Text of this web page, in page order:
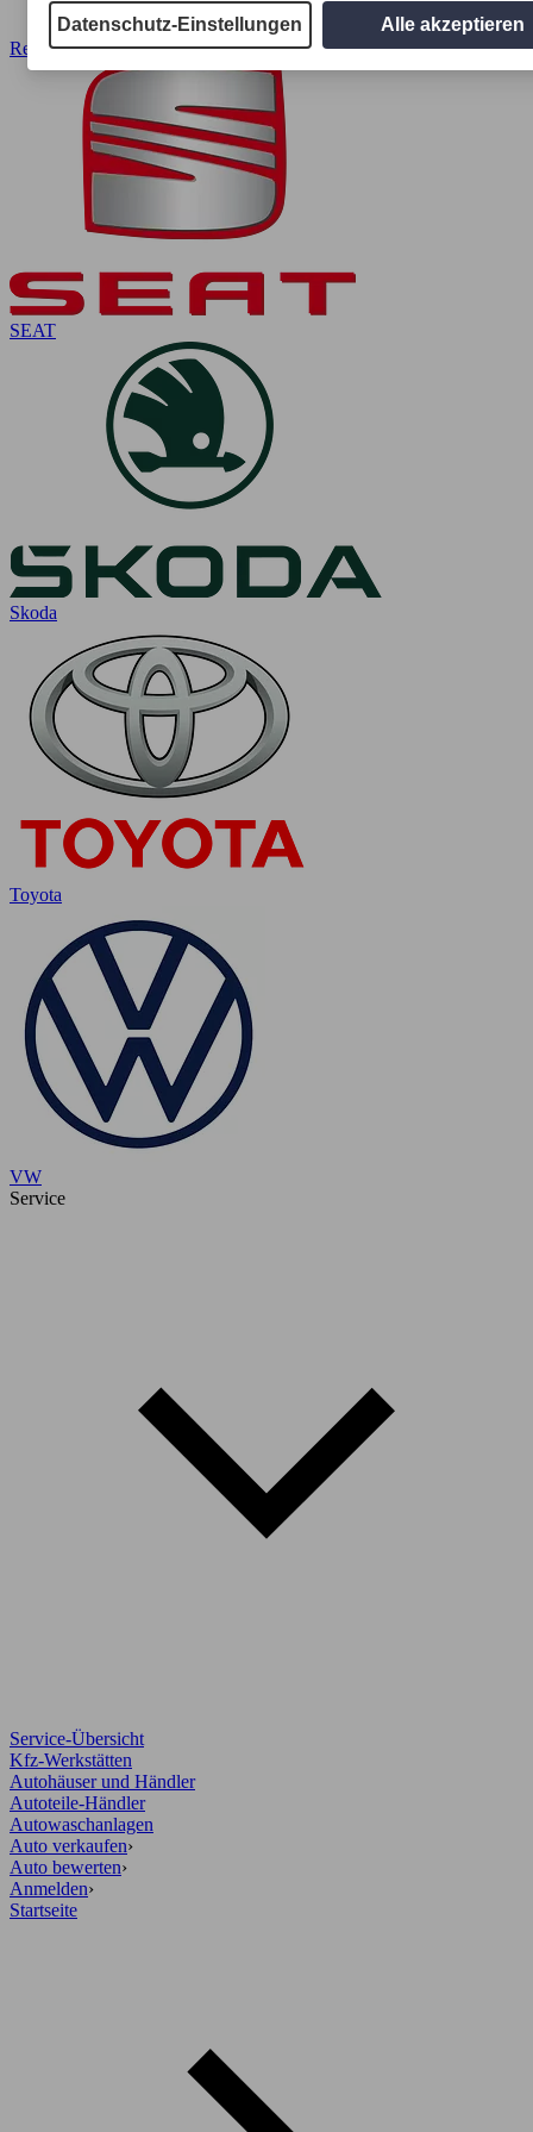
Renault
SEAT
Skoda
Toyota
VW
Service
Service-Übersicht
Kfz-Werkstätten
Autohäuser und Händler
Autoteile-Händler
Autowaschanlagen
Auto verkaufen›
Auto bewerten›
Anmelden›
Startseite
Datenschutz-Einstellungen Alle akzeptieren